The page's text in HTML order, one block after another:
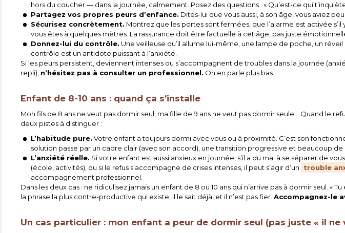
hors du coucher — dans la journée, calmement. Posez des questions : « Qu’est-ce qui
Partagez vos propres peurs d’enfance. Dites-lui que vous aussi, à son âge, vous aviez
Sécurisez concrètement. Montrez que les portes sont fermées, que l’alarme est activée s’il
vous êtes à quelques mètres. La rassurance doit être factuelle à cet âge, pas juste
Donnez-lui du contrôle. Une veilleuse qu’il allume lui-même, une lampe de poche, un
contrôle est un antidote puissant à l’anxiété.
Si les peurs persistent, deviennent intenses ou s’accompagnent de troubles dans la journée
repli), n’hésitez pas à consulter un professionnel. On en parle plus bas.
Enfant de 8-10 ans : quand ça s’installe
Mon fils de 8 ans ne veut pas dormir seul, ma fille de 9 ans ne veut pas dormir seule… Quand le
deux pistes à distinguer :
L’habitude pure. Votre enfant a toujours dormi avec vous ou à proximité. C’est son
solution passe par un cadre clair (avec son accord), une transition progressive et beaucoup
L’anxiété réelle. Si votre enfant est aussi anxieux en journée, s’il a du mal à se séparer de
(école, activités), ou si le refus s’accompagne de crises intenses, il peut s’agir d’un
trouble
accompagnement professionnel.
Dans les deux cas : ne ridiculisez jamais un enfant de 8 ou 10 ans qui n’arrive pas à dormir seul. «
la phrase la plus contre-productive qui existe. Il le sait déjà, et il n’est pas fier.Accompagnez-le
Un cas particulier : mon enfant a peur de dormir seul (pas juste « il ne